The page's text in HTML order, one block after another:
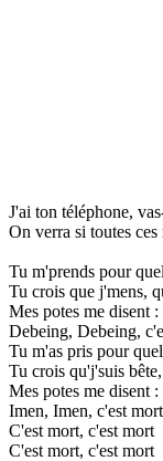
J'ai ton téléphone,
On verra si toutes ces
Tu m'prends pour
Tu crois que j'mens,
Mes potes me disent
Debeing, Debeing,
Tu m'as pris pour
Tu crois qu'j'suis
Mes potes me disent
Imen, Imen, c'est
C'est mort, c'est mort
C'est mort, c'est mort